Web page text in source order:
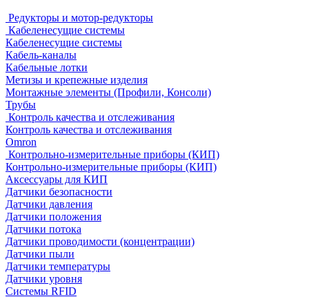
Редукторы и мотор-редукторы
Кабеленесущие системы
Кабеленесущие системы
Кабель-каналы
Кабельные лотки
Метизы и крепежные изделия
Монтажные элементы (Профили, Консоли)
Трубы
Контроль качества и отслеживания
Контроль качества и отслеживания
Omron
Контрольно-измерительные приборы (КИП)
Контрольно-измерительные приборы (КИП)
Аксессуары для КИП
Датчики безопасности
Датчики давления
Датчики положения
Датчики потока
Датчики проводимости (концентрации)
Датчики пыли
Датчики температуры
Датчики уровня
Системы RFID